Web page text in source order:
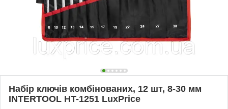
Набір ключів комбінованих, 12 шт, 8-30 мм
INTERTOOL HT-1251 LuxPrice